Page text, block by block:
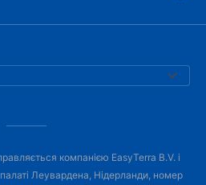
компанією EasyTerra B.V. і
Леувардена, Нідерланди, номер